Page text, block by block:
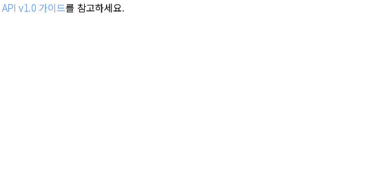
API v1.0 가이드를 참고하세요.